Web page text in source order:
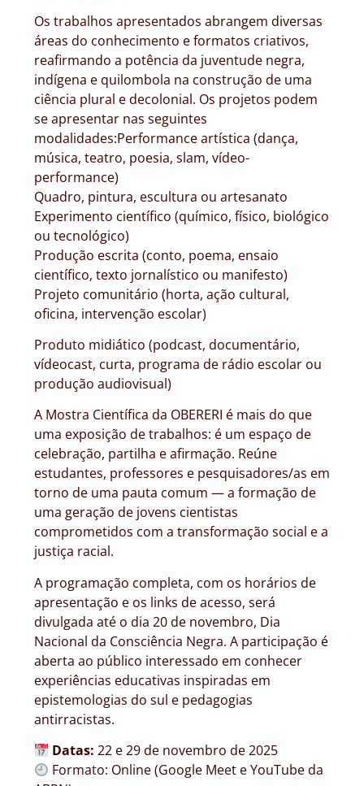
Os trabalhos apresentados abrangem diversas
áreas do conhecimento e formatos criativos,
reafirmando a potência da juventude negra,
indígena e quilombola na construção de uma
ciência plural e decolonial. Os projetos podem
se apresentar nas seguintes
modalidades:Performance artística (dança,
música, teatro, poesia, slam, vídeo-
performance)
Quadro, pintura, escultura ou artesanato
Experimento científico (químico, físico, biológico
ou tecnológico)
Produção escrita (conto, poema, ensaio
científico, texto jornalístico ou manifesto)
Projeto comunitário (horta, ação cultural,
oficina, intervenção escolar)
Produto midiático (podcast, documentário,
vídeocast, curta, programa de rádio escolar ou
produção audiovisual)
A Mostra Científica da OBERERI é mais do que
uma exposição de trabalhos: é um espaço de
celebração, partilha e afirmação. Reúne
estudantes, professores e pesquisadores/as em
torno de uma pauta comum — a formação de
uma geração de jovens cientistas
comprometidos com a transformação social e a
justiça racial.
A programação completa, com os horários de
apresentação e os links de acesso, será
divulgada até o dia 20 de novembro, Dia
Nacional da Consciência Negra. A participação é
aberta ao público interessado em conhecer
experiências educativas inspiradas em
epistemologias do sul e pedagogias
antirracistas.
Datas:22 e 29 de novembro de 2025
Formato: Online (Google Meet e YouTube da